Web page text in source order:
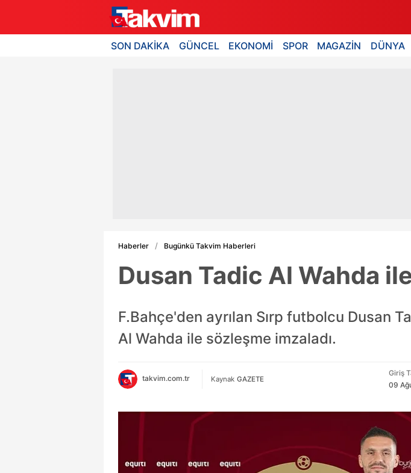
SON DAKİKA GÜNCEL EKONOMİ SPOR MAGAZİN DÜNYA
Haberler Bugünkü Takvim Haberleri
Dusan Tadic Al Wahda
F.Bahçe'den ayrılan Sırp futbolcu Dusan
Al Wahda ile sözleşme imzaladı.
takvim.com.tr Kaynak GAZETE
Giriş
09